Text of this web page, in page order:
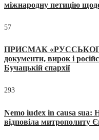
міжнародну петицію
57
ПРИСМАК «РУССЬКОГО
документи, вирок і
Бучацькій єпархії
293
Nemo iudex in causa sua:
відповіла митрополиту